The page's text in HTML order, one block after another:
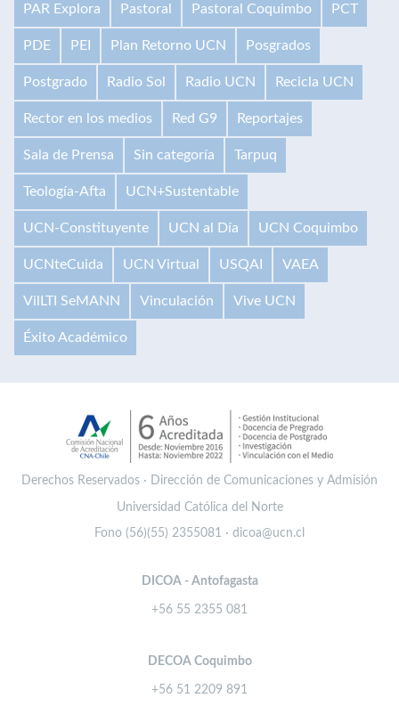
PAR Explora Pastoral Pastoral Coquimbo PCT
PDE PEI Plan Retorno UCN Posgrados
Postgrado Radio Sol Radio UCN Recicla UCN
Rector en los medios Red G9 Reportajes
Sala de Prensa Sin categoría Tarpuq
Teología-Afta UCN+Sustentable
UCN-Constituyente UCN al Día UCN Coquimbo
UCNteCuida UCN Virtual USQAI VAEA
VilLTI SeMANN Vinculación Vive UCN
Éxito Académico
Derechos Reservados · Dirección de Comunicaciones y Admisión
Universidad Católica del Norte
Fono (56)(55) 2355081 · dicoa@ucn.cl
DICOA - Antofagasta
+56 55 2355 081
DECOA Coquimbo
+56 51 2209 891